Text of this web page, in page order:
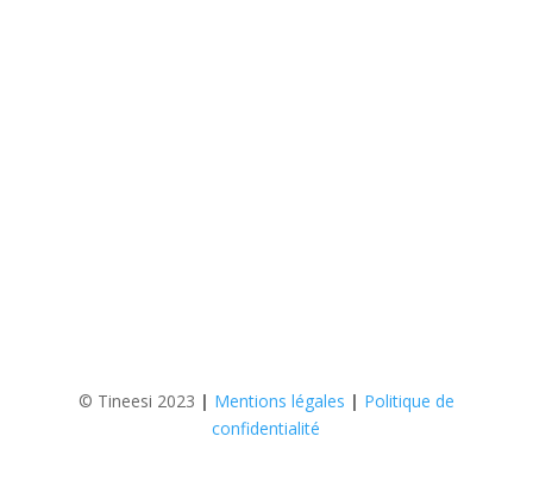
© Tineesi 2023 | Mentions légales | Politique de
confidentialité